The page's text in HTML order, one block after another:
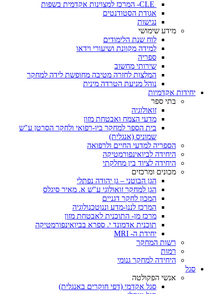
אגודת הסטודנטים
נגישות
מידע שימושי
לוח שנת הלימודים
למידה מקוונת ושיעורי וידאו
ספריה
שירותי מחשוב
המלצות לחזרה מטיבה מחופשת לידה למחקר
נוהל מניעת הטרדה מינית
יחידות אקדמיות
בתי ספר
זואולוגיה
מדעי הצמח ואבטחת מזון
בית הספר למחקר ביו-רפואי ולחקר הסרטן ע"ש
שמוניס (אנגלית)
הספריה למדעי החיים ולרפואה
היחידה לביואינפורמטיקה
היחידה לציוד בין מחלקתי
מכונים ומרכזים
הגן הבוטני – גן יהודה נפתלי
הגן למחקר זואולוגי ע"ש א. מאיר סיגלס
המכון לחקר דגניים
המרכז לננו-מדע וננוטכנולוגיה
מרכז מן- התוכנית לאבטחת מזון
תוכנית אדמונד י. ספרא בביואינפורמטיקה
יחידת ה- MRI
רשות המחקר
רמות
היחידה למחקר גנומי
סגל
אנשי הפקולטה
סגל אקדמי (דפי חוקרים באנגלית)